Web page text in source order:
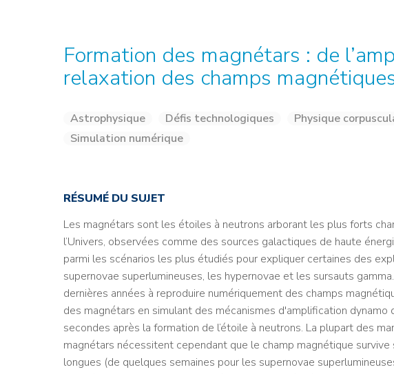
Formation des magnétars : de
relaxation des champs
Astrophysique Défis technologiques
Physique
Simulation numérique
RÉSUMÉ DU SUJET
Les magnétars sont les étoiles à neutrons arborant les plus forts
l’Univers, observées comme des sources galactiques de haute
parmi les scénarios les plus étudiés pour expliquer certaines des
supernovae superlumineuses, les hypernovae et les sursauts
dernières années à reproduire numériquement des champs
des magnétars en simulant des mécanismes d'amplification
secondes après la formation de l’étoile à neutrons. La plupart des
magnétars nécessitent cependant que le champ magnétique
longues (de quelques semaines pour les supernovae